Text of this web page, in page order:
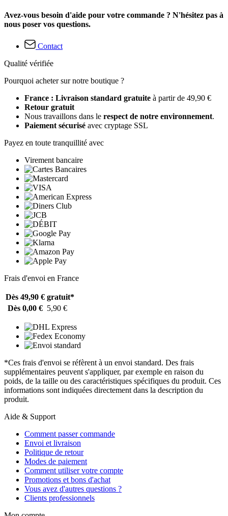
Avez-vous besoin d'aide pour votre commande ? N'hésitez pas à
nous poser vos questions.
Contact
Qualité vérifiée
Pourquoi acheter sur notre boutique ?
France : Livraison standard gratuite à partir de 49,90 €
Retour gratuit
Nous travaillons dans le respect de notre environnement.
Paiement sécurisé avec cryptage SSL
Payez en toute tranquillité avec
Virement bancaire
Frais d'envoi en France
Dès 49,90 € gratuit*
Dès 0,00 € 5,90 €
*Ces frais d'envoi se réfèrent à un envoi standard. Des frais
supplémentaires peuvent s'appliquer, par exemple en raison du
poids, de la taille ou des caractéristiques spécifiques du produit. Ces
informations sont indiquées directement dans la description du
produit.
Aide & Support
Comment passer commande
Envoi et livraison
Politique de retour
Modes de paiement
Comment utiliser votre compte
Promotions et bons d'achat
Vous avez d'autres questions ?
Clients professionnels